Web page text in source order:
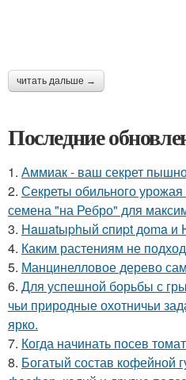
читать дальше →
Последние
1. Аммиак - ваш секрет
2. Секреты обильного
семена "на Ребро" для
3. Haшatыphый cпиpt дoma и
4. Каким растениям не
5. Манцинелловое дерево
6. Для успешной борьбы с
чьи природные охотничьи
ярко.
7. Когда начинать посев
8. Богатый состав кофейной